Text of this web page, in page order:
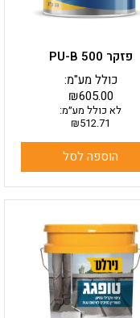
פזקר PU-B 500
₪605.00
כולל מע"מ:
לא כולל מע״מ:
₪512.71
הוספה לסל